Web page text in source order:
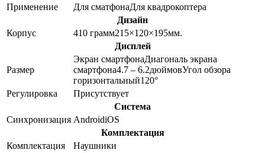
Применение
Для сматфонаДля квадрокоптера
Дизайн
Корпус
410 грамм215×120×195мм.
Дисплей
Размер
Экран смартфонаДиагональ экрана
смартфона4.7 – 6.2дюймовУгол обзора
горизонтальный120°
Регулировка
Присутствует
Система
Синхронизация AndroidiOS
Комплектация
Комплектация
Наушники